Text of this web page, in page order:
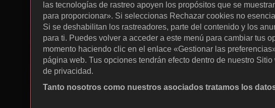
las tecnologías de rastreo apoyen los propósitos que se
para proporcionar». Si seleccionas Rechazar cookies no
Si se deshabilitan los rastreadores, parte del contenido y los
para ti. Puedes volver a acceder a este menú para cambiar tus
momento haciendo clic en el enlace «Gestionar las
página web. Tus opciones tendrán efecto dentro de nuestro
de privacidad.
Tanto nosotros como nuestros asociados tratamos los